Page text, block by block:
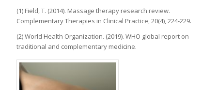
(1) Field, T. (2014). Massage therapy research review.
Complementary Therapies in Clinical Practice, 20(4), 224-229.
(2) World Health Organization. (2019). WHO global report on
traditional and complementary medicine.